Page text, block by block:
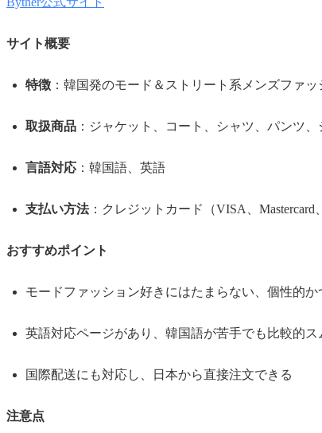
サイト概要
特徴 ：韓国発のモード＆ストリート系メンズファ
取扱商品 ：ジャケット、コート、シャツ、パンツ
言語対応 ：韓国語、英語
支払い方法：クレジットカード（VISA、Mastercard
おすすめポイント
モードファッション好きにはたまらない、個性的
英語対応ページがあり、韓国語が苦手でも比較的
国際配送にも対応し、日本から直接注文できる
注意点